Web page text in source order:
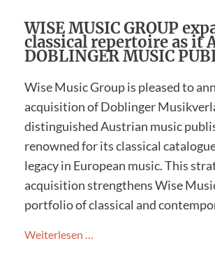
WISE MUSIC GROUP
classical repertoire as it
DOBLINGER MUSIC
Wise Music Group is pleased to
acquisition of Doblinger
distinguished Austrian music
renowned for its classical
legacy in European music. This
acquisition strengthens Wise
portfolio of classical and
Weiterlesen …